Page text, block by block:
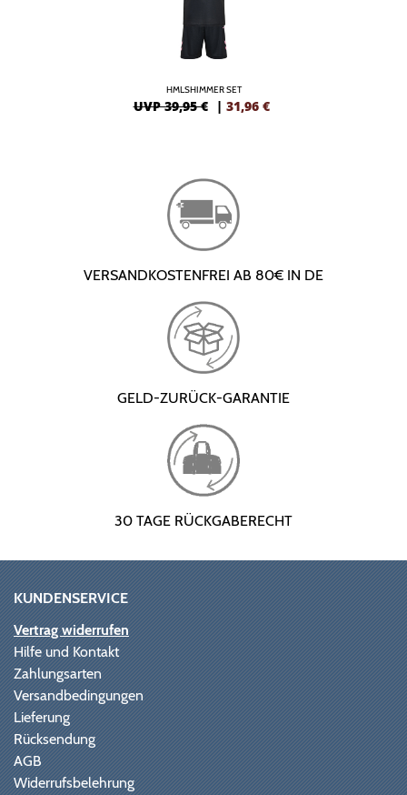
HMLSHIMMER SET
UVP 39,95 € | 31,96 €
VERSANDKOSTENFREI AB 80€ IN DE
GELD-ZURÜCK-GARANTIE
30 TAGE RÜCKGABERECHT
KUNDENSERVICE
Vertrag widerrufen
Hilfe und Kontakt
Zahlungsarten
Versandbedingungen
Lieferung
Rücksendung
AGB
Widerrufsbelehrung